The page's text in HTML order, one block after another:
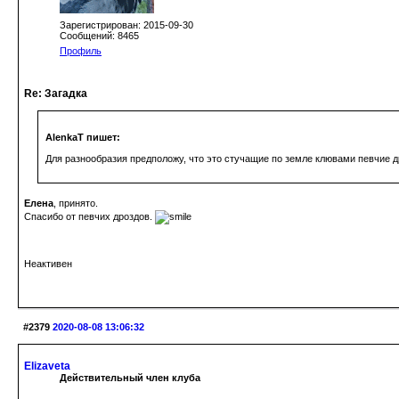
Зарегистрирован: 2015-09-30
Сообщений: 8465
Профиль
Re: Загадка
AlenkaT пишет:
Для разнообразия предположу, что это стучащие по земле клювами певчие
Елена , принято.
Спасибо от певчих дроздов.
Неактивен
#2379 2020-08-08 13:06:32
Elizaveta
Действительный член клуба